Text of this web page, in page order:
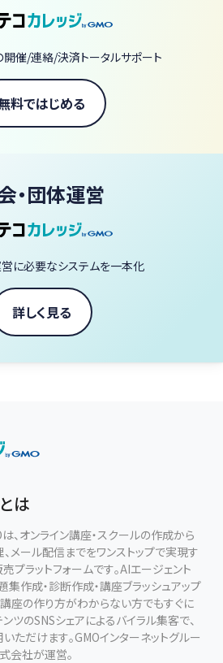
開催/連絡/決済トータルサポート
料ではじめる
・団体運営
に必要なシステムを一本化
詳しく見る
は
、オンライン講座・スクールの作成から
メール配信までをワンストップで実現す
プラットフォームです。AIエージェント
集作成・診断作成・講座ブラッシュアップ
座の作り方がわからない方でもすぐに
ツのSNSシェアによるバイラル集客で、
ただけます。GMOインターネットグルー
会社が運営。